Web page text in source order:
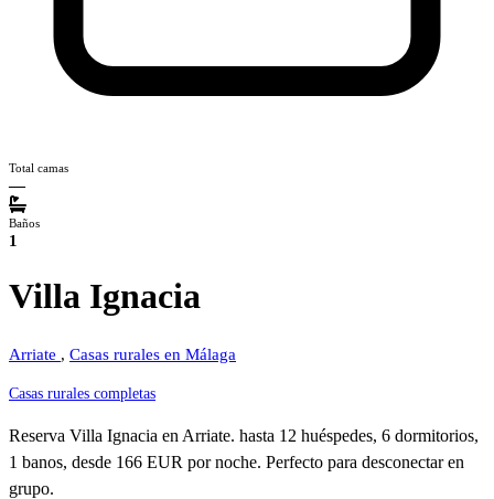
Total camas
—
Baños
1
Villa Ignacia
Arriate , Casas rurales en Málaga
Casas rurales completas
Reserva Villa Ignacia en Arriate. hasta 12 huéspedes, 6 dormitorios,
1 banos, desde 166 EUR por noche. Perfecto para desconectar en
grupo.